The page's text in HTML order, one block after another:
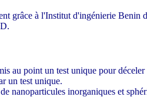
grâce à l'Institut d'ingénierie Benin
au point un test unique pour
un test unique.
inorganiques et